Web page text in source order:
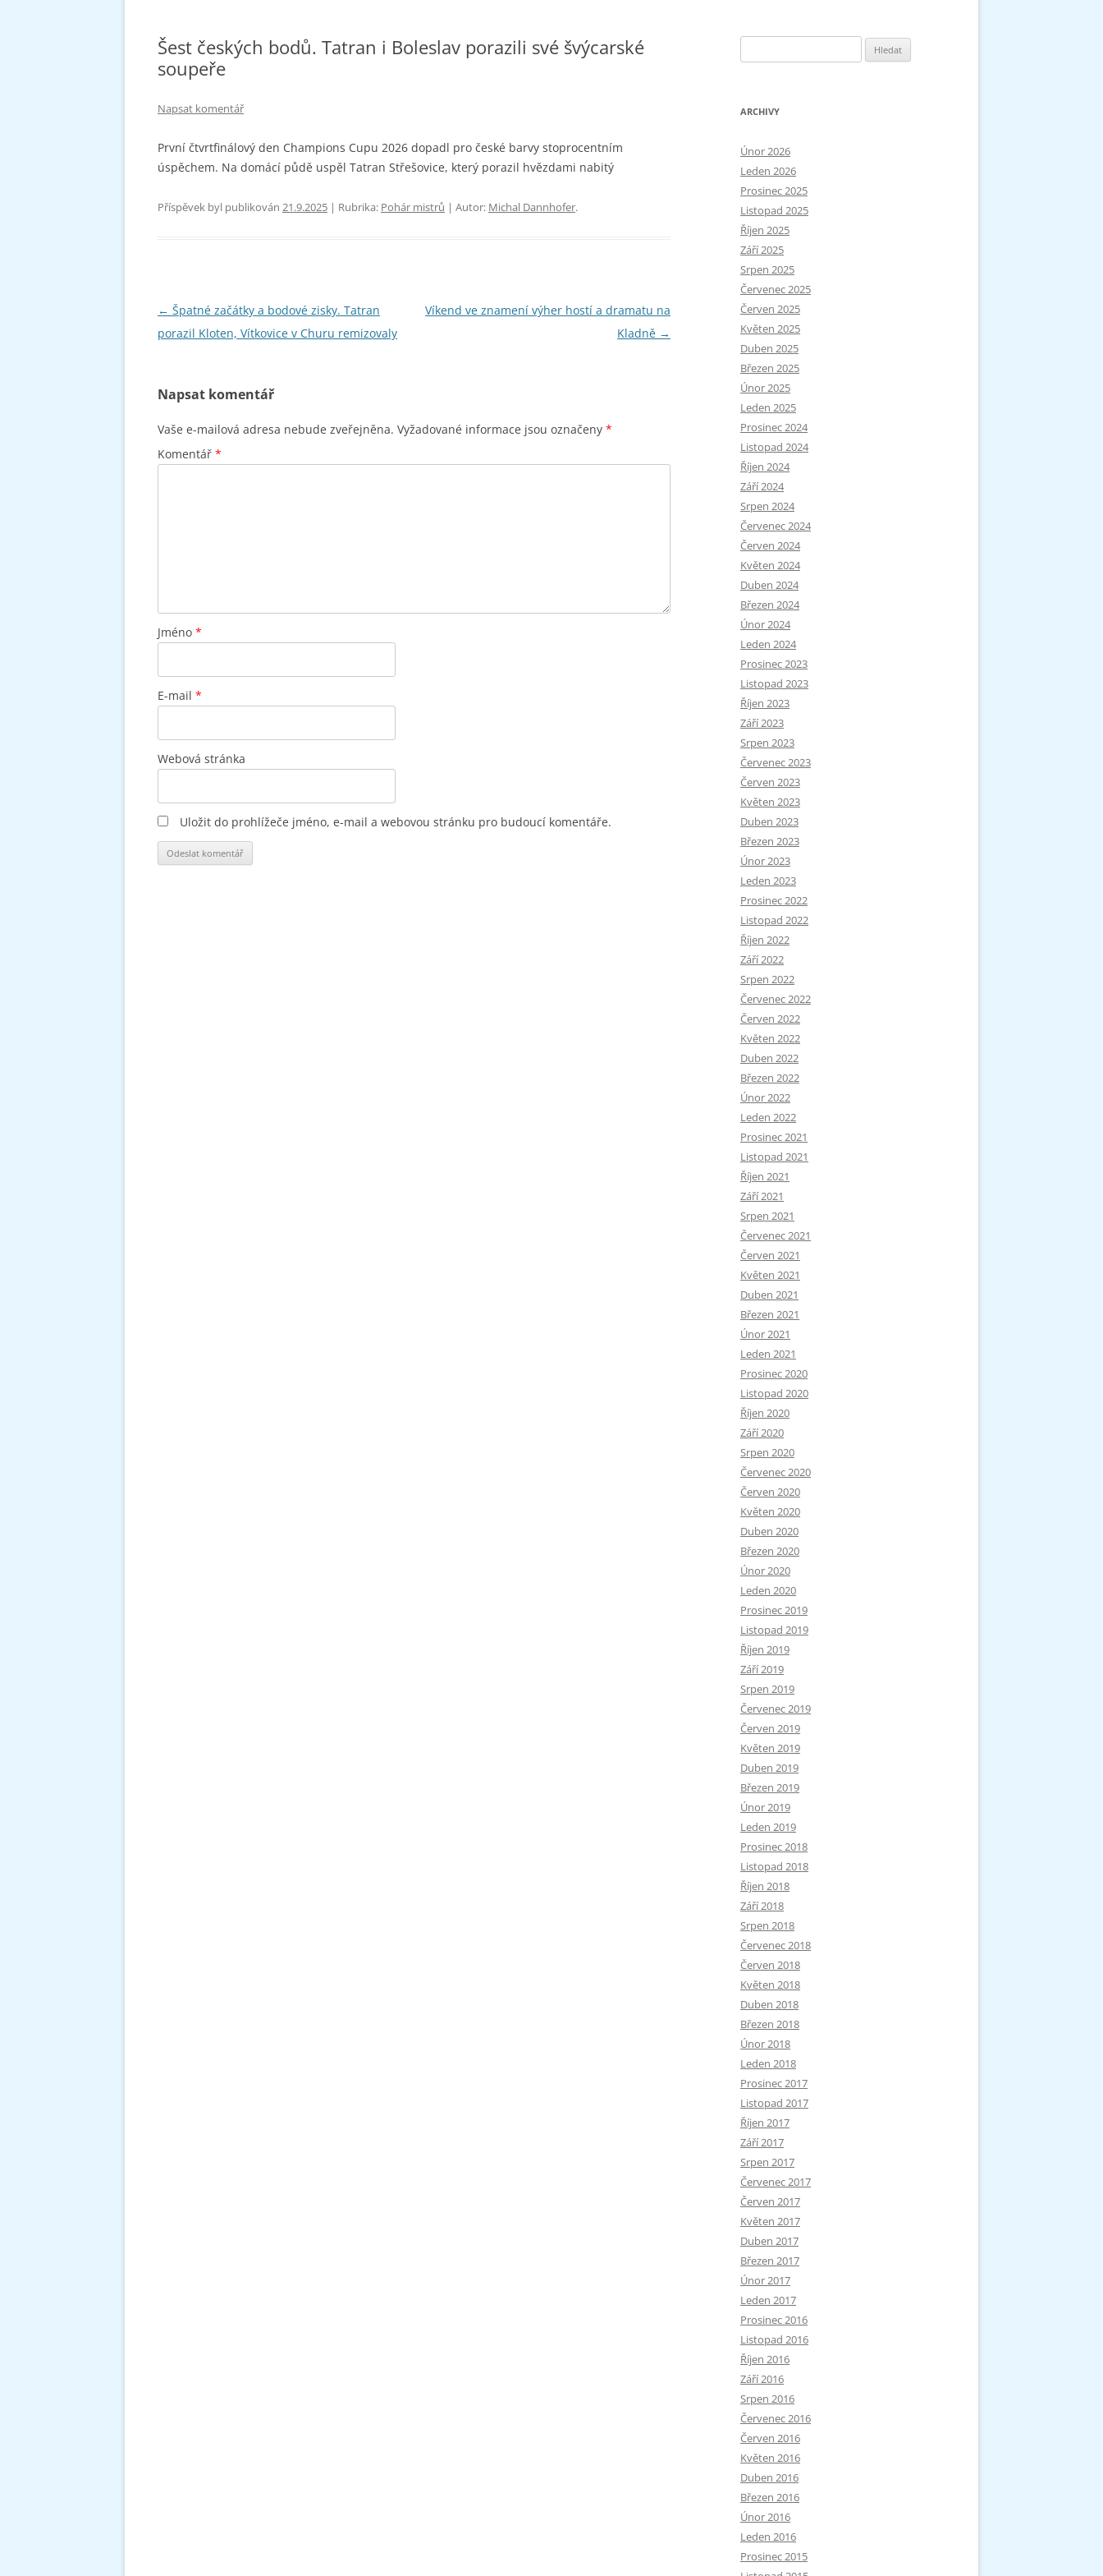
Šest českých bodů. Tatran i Boleslav porazili své švýcarské
soupeře
Napsat komentář
První čtvrtfinálový den Champions Cupu 2026 dopadl pro české barvy stoprocentním
úspěchem. Na domácí půdě uspěl Tatran Střešovice, který porazil hvězdami nabitý
Příspěvek byl publikován 21.9.2025 | Rubrika: Pohár mistrů | Autor: Michal Dannhofer.
Navigace
pro
← Špatné začátky a bodové zisky. Tatran
porazil Kloten, Vítkovice v Churu remizovaly
Víkend ve znamení výher hostí a dramatu na
Kladně →
Napsat komentář
Vaše e-mailová adresa nebude zveřejněna. Vyžadované informace jsou označeny *
Komentář *
Jméno *
E-mail *
Webová stránka
Uložit do prohlížeče jméno, e-mail a webovou stránku pro budoucí komentáře.
ARCHIVY
Únor 2026
Leden 2026
Prosinec 2025
Listopad 2025
Říjen 2025
Září 2025
Srpen 2025
Červenec 2025
Červen 2025
Květen 2025
Duben 2025
Březen 2025
Únor 2025
Leden 2025
Prosinec 2024
Listopad 2024
Říjen 2024
Září 2024
Srpen 2024
Červenec 2024
Červen 2024
Květen 2024
Duben 2024
Březen 2024
Únor 2024
Leden 2024
Prosinec 2023
Listopad 2023
Říjen 2023
Září 2023
Srpen 2023
Červenec 2023
Červen 2023
Květen 2023
Duben 2023
Březen 2023
Únor 2023
Leden 2023
Prosinec 2022
Listopad 2022
Říjen 2022
Září 2022
Srpen 2022
Červenec 2022
Červen 2022
Květen 2022
Duben 2022
Březen 2022
Únor 2022
Leden 2022
Prosinec 2021
Listopad 2021
Říjen 2021
Září 2021
Srpen 2021
Červenec 2021
Červen 2021
Květen 2021
Duben 2021
Březen 2021
Únor 2021
Leden 2021
Prosinec 2020
Listopad 2020
Říjen 2020
Září 2020
Srpen 2020
Červenec 2020
Červen 2020
Květen 2020
Duben 2020
Březen 2020
Únor 2020
Leden 2020
Prosinec 2019
Listopad 2019
Říjen 2019
Září 2019
Srpen 2019
Červenec 2019
Červen 2019
Květen 2019
Duben 2019
Březen 2019
Únor 2019
Leden 2019
Prosinec 2018
Listopad 2018
Říjen 2018
Září 2018
Srpen 2018
Červenec 2018
Červen 2018
Květen 2018
Duben 2018
Březen 2018
Únor 2018
Leden 2018
Prosinec 2017
Listopad 2017
Říjen 2017
Září 2017
Srpen 2017
Červenec 2017
Červen 2017
Květen 2017
Duben 2017
Březen 2017
Únor 2017
Leden 2017
Prosinec 2016
Listopad 2016
Říjen 2016
Září 2016
Srpen 2016
Červenec 2016
Červen 2016
Květen 2016
Duben 2016
Březen 2016
Únor 2016
Leden 2016
Prosinec 2015